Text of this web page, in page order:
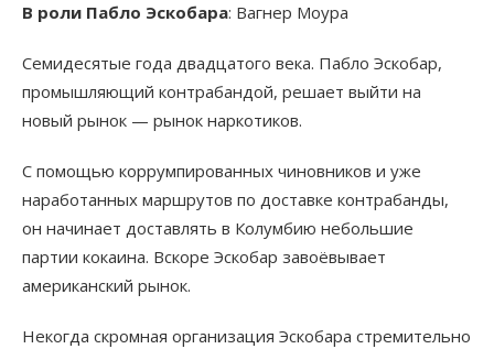
В роли Пабло Эскобара: Вагнер Моура
Семидесятые года двадцатого века. Пабло Эскобар,
промышляющий контрабандой, решает выйти на
новый рынок — рынок наркотиков.
С помощью коррумпированных чиновников и уже
наработанных маршрутов по доставке контрабанды,
он начинает доставлять в Колумбию небольшие
партии кокаина. Вскоре Эскобар завоёвывает
американский рынок.
Некогда скромная организация Эскобара стремительно